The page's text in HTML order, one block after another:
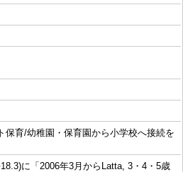
保育/幼稚園・保育園から小学校へ接続を
に「2006年3月からLatta, 3・4・5歳